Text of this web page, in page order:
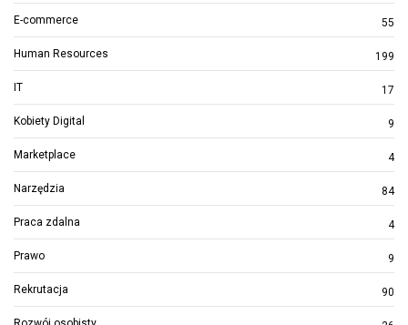
E-commerce 55
Human Resources 199
IT 17
Kobiety Digital 9
Marketplace 4
Narzędzia 84
Praca zdalna 4
Prawo 9
Rekrutacja 90